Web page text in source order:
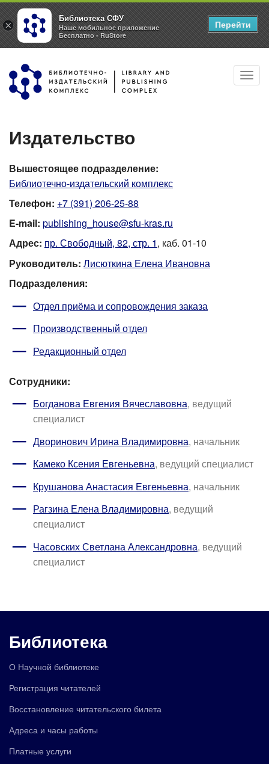
Перейти
основному
Издательство
Вышестоящее подразделение:
Библиотечно-издательский комплекс
Телефон: +7 (391) 206-25-88
E-mail: publishing_house@sfu-kras.ru
Адрес: пр. Свободный, 82, стр. 1, каб. 01-10
Руководитель: Лисюткина Елена Ивановна
Подразделения:
Отдел приёма и сопровождения заказа
Производственный отдел
Редакционный отдел
Сотрудники:
Богданова Евгения Вячеславовна, ведущий
специалист
Дворинович Ирина Владимировна, начальник
Камеко Ксения Евгеньевна, ведущий специалист
Крушанова Анастасия Евгеньевна, начальник
Рагзина Елена Владимировна, ведущий
специалист
Часовских Светлана Александровна, ведущий
специалист
Библиотека
О Научной библиотеке
Регистрация читателей
Восстановление читательского билета
Адреса и часы работы
Платные услуги
×
Библиотека СФУ
Наше мобильное приложение
Бесплатно - RuStore
Перейти